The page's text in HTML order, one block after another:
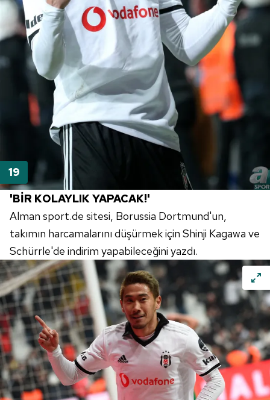
'BİR KOLAYLIK YAPACAK!'
Alman sport.de sitesi, Borussia Dortmund'un,
takımın harcamalarını düşürmek için Shinji Kagawa ve
Schürrle'de indirim yapabileceğini yazdı.